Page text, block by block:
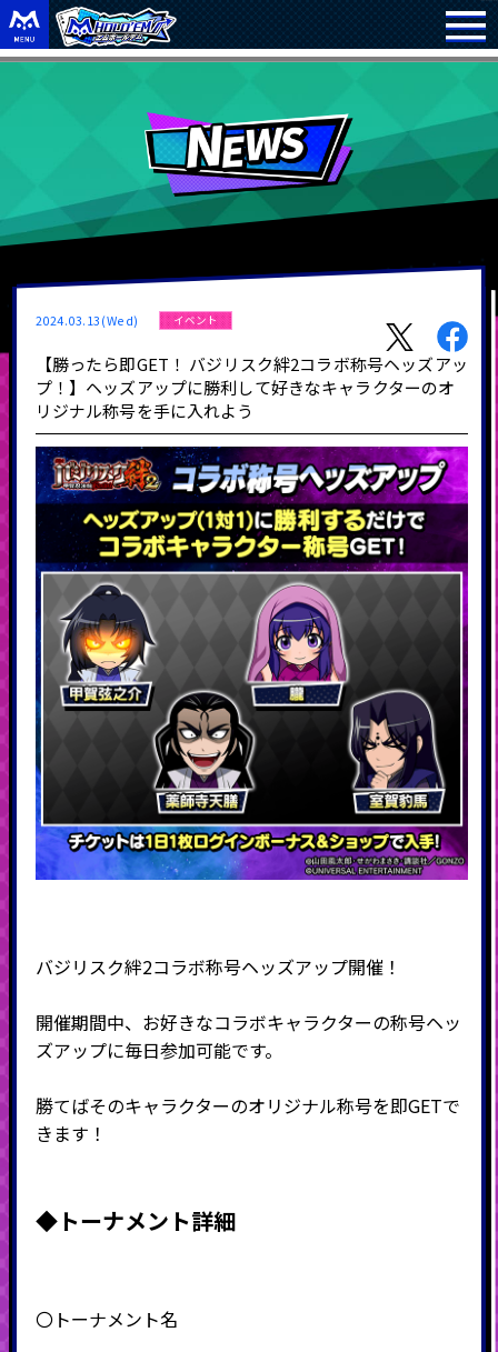
2024.03.13(Wed) イベント
【勝ったら即GET！ バジリスク絆2コラボ称号ヘッズアッ
プ！】ヘッズアップに勝利して好きなキャラクターのオ
リジナル称号を手に入れよう
バジリスク絆2コラボ称号ヘッズアップ開催！
開催期間中、お好きなコラボキャラクターの称号ヘッ
ズアップに毎日参加可能です。
勝てばそのキャラクターのオリジナル称号を即GETで
きます！
◆トーナメント詳細
〇トーナメント名